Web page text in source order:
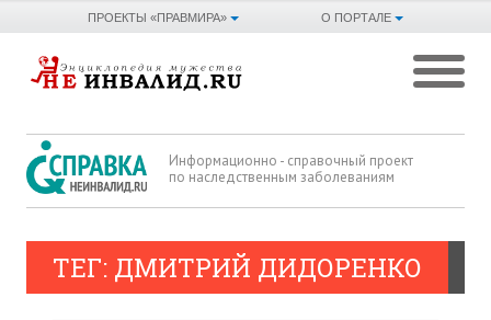
О ПОРТАЛЕ
ПРОЕКТЫ «ПРАВМИРА»
Информационно - справочный проект
по наследственным заболеваниям
ТЕГ: ДМИТРИЙ ДИДОРЕНКО